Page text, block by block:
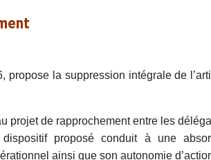
propose la suppression intégrale de
projet de rapprochement entre les
proposé conduit à une
ainsi que son autonomie